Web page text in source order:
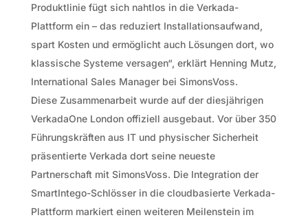
Produktlinie fügt sich nahtlos in die Verkada-
Plattform ein – das reduziert Installationsaufwand,
spart Kosten und ermöglicht auch Lösungen dort, wo
klassische Systeme versagen“, erklärt Henning Mutz,
International Sales Manager bei SimonsVoss.
Diese Zusammenarbeit wurde auf der diesjährigen
VerkadaOne London offiziell ausgebaut. Vor über 350
Führungskräften aus IT und physischer Sicherheit
präsentierte Verkada dort seine neueste
Partnerschaft mit SimonsVoss. Die Integration der
SmartIntego-Schlösser in die cloudbasierte Verkada-
Plattform markiert einen weiteren Meilenstein im